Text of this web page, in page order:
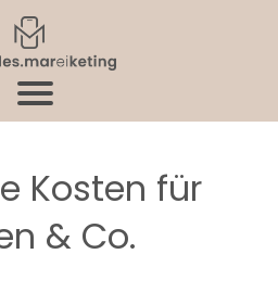
Kosten für
& Co.